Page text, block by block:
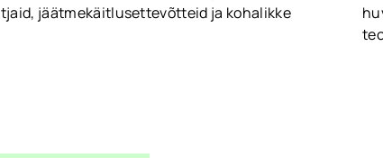
jäätmekäitlusettevõtteid ja kohalikke